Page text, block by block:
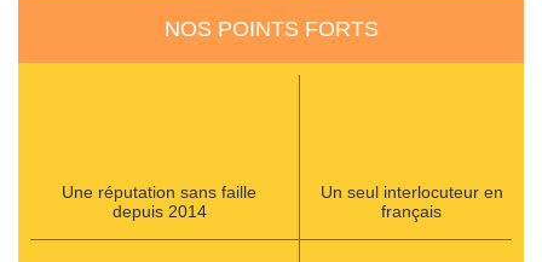
NOS POINTS FORTS
Une réputation sans faille
depuis 2014
Un seul interlocuteur en
français